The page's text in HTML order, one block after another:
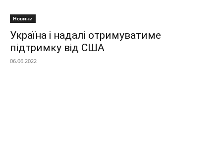
Новини
Україна і надалі отримуватиме
підтримку від США
06.06.2022